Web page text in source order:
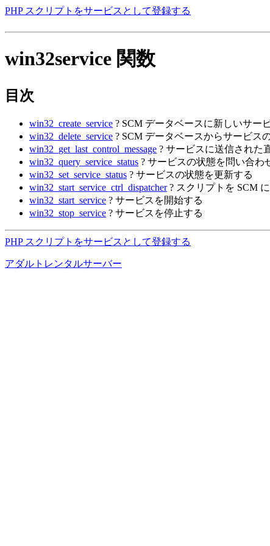
PHP スクリプトをサービスとして登録する
win32service 関数
目次
win32_create_service ? SCM データベースに新しいサー
win32_delete_service ? SCM データベースからサービス
win32_get_last_control_message ? サービスに送信された
win32_query_service_status ? サービスの状態を問い合わ
win32_set_service_status ? サービスの状態を更新する
win32_start_service_ctrl_dispatcher? スクリプトを SCM
win32_start_service ? サービスを開始する
win32_stop_service ? サービスを停止する
PHP スクリプトをサービスとして登録する
アダルトレンタルサーバー